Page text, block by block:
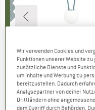
Carrier
Preis
7.52
)
Artikel
Leni
LED-Lampe
Preis
CHF 46.95
5.0(2
Wir verwenden Cookies und
Funktionen unserer Website
zusätzliche Dienste und
um Inhalte und Werbung zu
bereitzustellen. Dadurch
Analysepartner von deiner
Drittländern ohne
dem Zugriff durch Behörden.